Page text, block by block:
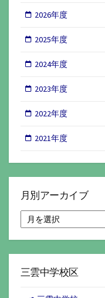
2026年度
2025年度
2024年度
2023年度
2022年度
2021年度
月別アーカイブ
別
ア
イ
三雲中学校区